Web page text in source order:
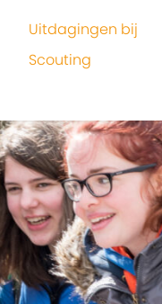
Uitdagingen bij
Scouting